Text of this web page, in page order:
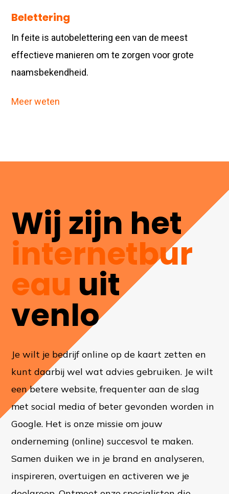
Belettering
In feite is autobelettering een van de meest
effectieve manieren om te zorgen voor grote
naamsbekendheid.
Meer weten
Wij zijn het
internetbur
eau uit
venlo
Je wilt je bedrijf online op de kaart zetten en
kunt daarbij wel wat advies gebruiken. Je wilt
een betere website, frequenter aan de slag
met social media of beter gevonden worden in
Google. Het is onze missie om jouw
onderneming (online) succesvol te maken.
Samen duiken we in je brand en analyseren,
inspireren, overtuigen en activeren we je